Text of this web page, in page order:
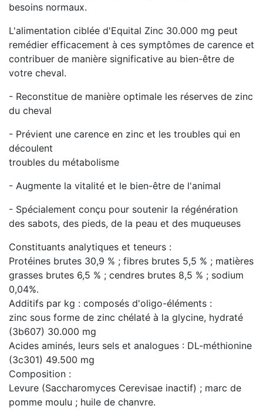
besoins normaux.
L'alimentation ciblée d'Equital Zinc 30.000 mg peut
remédier efficacement à ces symptômes de carence et
contribuer de manière significative au bien-être de
votre cheval.
- Reconstitue de manière optimale les réserves de zinc
du cheval
- Prévient une carence en zinc et les troubles qui en
découlent
troubles du métabolisme
- Augmente la vitalité et le bien-être de l'animal
- Spécialement conçu pour soutenir la régénération
des sabots, des pieds, de la peau et des muqueuses
Constituants analytiques et teneurs :
Protéines brutes 30,9 % ; fibres brutes 5,5 % ; matières
grasses brutes 6,5 % ; cendres brutes 8,5 % ; sodium
0,04%.
Additifs par kg : composés d'oligo-éléments :
zinc sous forme de zinc chélaté à la glycine, hydraté
(3b607) 30.000 mg
Acides aminés, leurs sels et analogues : DL-méthionine
(3c301) 49.500 mg
Composition :
Levure (Saccharomyces Cerevisae inactif) ; marc de
pomme moulu ; huile de chanvre.